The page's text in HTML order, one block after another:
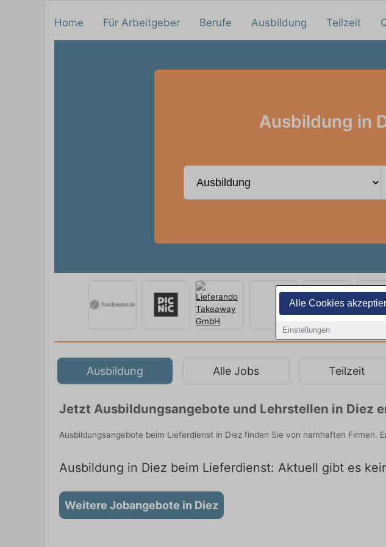
Alle Cookies
Einstellungen
Home Für Arbeitgeber Berufe Ausbildung Teilzeit
Ausbildung in
Ausbildung Alle Jobs Teilzeit
Jetzt Ausbildungsangebote und Lehrstellen in Diez
Ausbildungsangebote beim Lieferdienst in Diez finden Sie von namhaften
Ausbildung in Diez beim Lieferdienst: Aktuell gibt es
Weitere Jobangebote in Diez